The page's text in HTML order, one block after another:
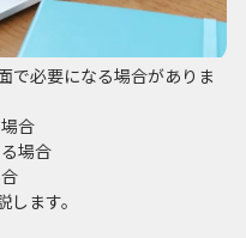
で必要になる場合がありま
合
場合
ます。